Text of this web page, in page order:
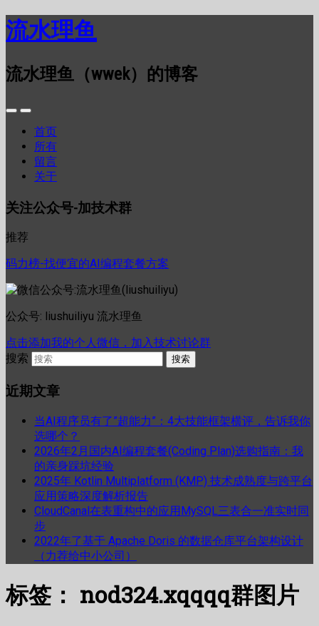
流水理鱼
流水理鱼（wwek）的博客
首页
所有
留言
关于
关注公众号-加技术群
推荐
码力榜-找便宜的AI编程套餐方案
公众号: liushuiliyu 流水理鱼
点击添加我的个人微信，加入技术讨论群
搜索
近期文章
当AI程序员有了”超能力”：4大技能框架横评，告诉我你
选哪个？
2026年2月国内AI编程套餐(Coding Plan)选购指南：我
的亲身踩坑经验
2025年 Kotlin Multiplatform (KMP) 技术成熟度与跨平台
应用策略深度解析报告
CloudCanal在表重构中的应用MySQL三表合一准实时同
步
2022年了基于 Apache Doris 的数据仓库平台架构设计
（力荐给中小公司）
标签： nod324.xqqqq群图片